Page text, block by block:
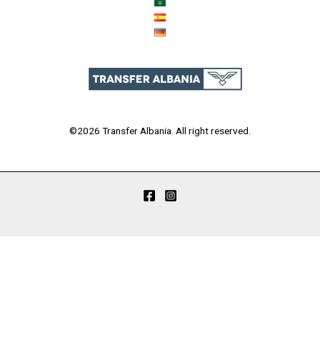
©2026 Transfer Albania. All right reserved.